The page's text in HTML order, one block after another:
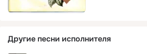
Другие песни исполнителя